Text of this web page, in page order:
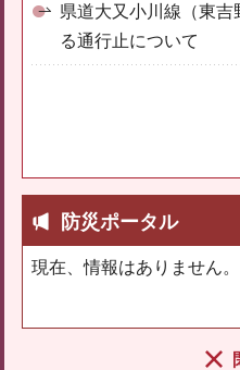
県道大又小川線（東吉
る通行止について
防災ポータル
現在、情報はありません。